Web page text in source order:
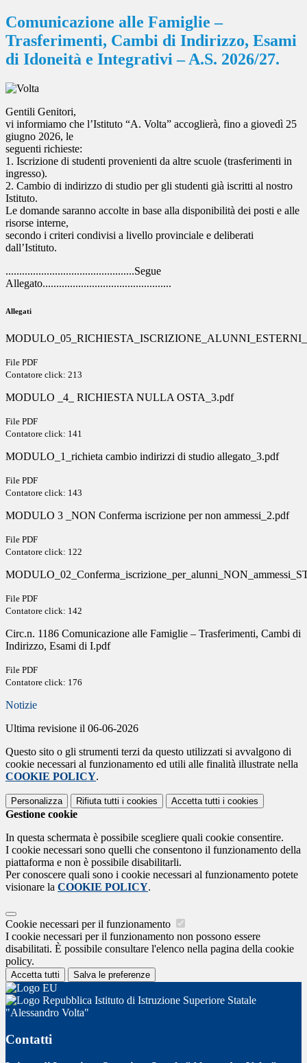
Comunicazione alle Famiglie –
Trasferimenti, Cambi di Indirizzo, Esami
di Idoneità e Integrativi – A.S. 2026/27.
Gentili Genitori,
vi informiamo che l’Istituto “A. Volta” accoglierà, fino a giovedì 25
giugno 2026, le
seguenti richieste:
1. Iscrizione di studenti provenienti da altre scuole (trasferimenti in
ingresso).
2. Cambio di indirizzo di studio per gli studenti già iscritti al nostro
Istituto.
Le domande saranno accolte in base alla disponibilità dei posti e alle
risorse interne,
secondo i criteri condivisi a livello provinciale e deliberati
dall’Istituto.
...............................................Segue
Allegato...............................................
Allegati
File PDF
Contatore click: 213
MODULO _4_ RICHIESTA NULLA OSTA_3.pdf
File PDF
Contatore click: 141
MODULO_1_richieta cambio indirizzi di studio allegato_3.pdf
File PDF
Contatore click: 143
MODULO 3 _NON Conferma iscrizione per non ammessi_2.pdf
File PDF
Contatore click: 122
File PDF
Contatore click: 142
Circ.n. 1186 Comunicazione alle Famiglie – Trasferimenti, Cambi di
Indirizzo, Esami di I.pdf
File PDF
Contatore click: 176
Notizie
Ultima revisione il 06-06-2026
Questo sito o gli strumenti terzi da questo utilizzati si avvalgono di
cookie necessari al funzionamento ed utili alle finalità illustrate nella
COOKIE POLICY.
Personalizza Rifiuta tutti i cookies Accetta tutti i cookies
Gestione cookie
In questa schermata è possibile scegliere quali cookie consentire.
I cookie necessari sono quelli che consentono il funzionamento della
piattaforma e non è possibile disabilitarli.
Per conoscere quali sono i cookie necessari al funzionamento potete
visionare la COOKIE POLICY.
Cookie necessari per il funzionamento
I cookie necessari per il funzionamento non possono essere
disabilitati. È possibile consultare l'elenco nella pagina della cookie
policy.
Accetta tutti Salva le preferenze
Istituto di Istruzione Superiore Statale
"Alessandro Volta"
Contatti